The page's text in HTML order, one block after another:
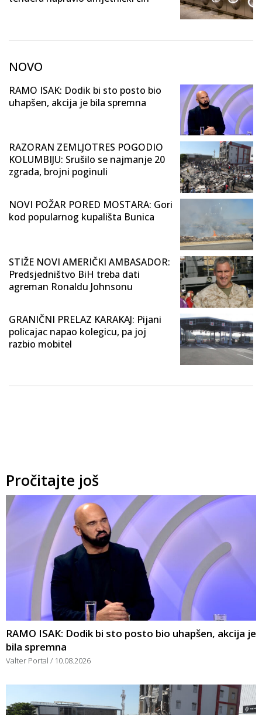
NOVO
RAMO ISAK: Dodik bi sto posto bio
uhapšen, akcija je bila spremna
RAZORAN ZEMLJOTRES POGODIO
KOLUMBIJU: Srušilo se najmanje 20
zgrada, brojni poginuli
NOVI POŽAR PORED MOSTARA: Gori
kod popularnog kupališta Bunica
STIŽE NOVI AMERIČKI AMBASADOR:
Predsjedništvo BiH treba dati
agreman Ronaldu Johnsonu
GRANIČNI PRELAZ KARAKAJ: Pijani
policajac napao kolegicu, pa joj
razbio mobitel
Pročitajte još
RAMO ISAK: Dodik bi sto posto bio uhapšen, akcija je
bila spremna
Valter Portal 10.08.2026